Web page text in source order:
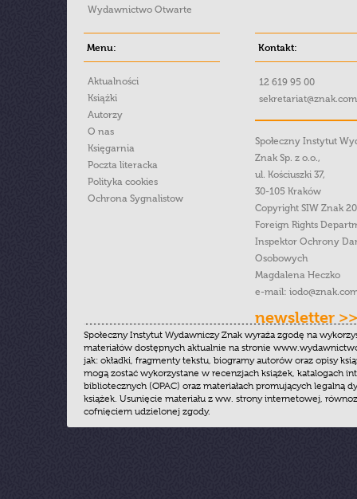
Wydawnictwo Otwarte
Menu:
Aktualności
Książki
Autorzy
O nas
Księgarnia
Poczta literacka
Polityka cookies
Ochrona Sygnalistow
Kontakt:
12 619 95 00
Społeczny Instytut
Znak Sp. z o.o.,
ul. Kościuszki 37,
30-105 Kraków
Copyright SIW Znak
Foreign Rights
Inspektor Ochrony
Osobowych
Magdalena Heczko
e-mail:
newsletter >>
Społeczny Instytut Wydawniczy Znak wyraża zgodę na
materiałów dostępnych aktualnie na stronie
jak: okładki, fragmenty tekstu, biogramy autorów oraz opisy
mogą zostać wykorzystane w recenzjach książek, katalogach
bibliotecznych (OPAC) oraz materiałach promujących legalną
książek. Usunięcie materiału z ww. strony internetowej,
cofnięciem udzielonej zgody.